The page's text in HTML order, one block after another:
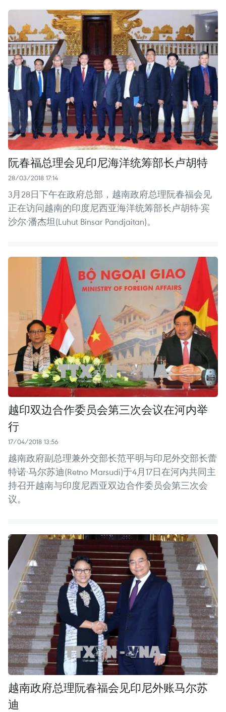
阮春福总理会见印尼海洋统筹部长卢胡特
28/03/2018 17:14
3月28日下午在政府总部，越南政府总理阮春福会见
正在访问越南的印度尼西亚海洋统筹部长卢胡特·宾
沙尔·潘杰坦(Luhut Binsar Pandjaitan)。
越印双边合作委员会第三次会议在河内举
行
17/04/2018 13:56
越南政府副总理兼外交部长范平明与印尼外交部长蕾
特诺·马尔苏迪(Retno Marsudi)于4月17日在河内共同主
持召开越南与印度尼西亚双边合作委员会第三次会
议。
越南政府总理阮春福会见印尼外账马尔苏
迪